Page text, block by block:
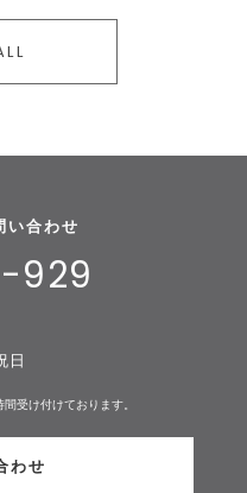
い合わせ
929
日
受け付けております。
わせ